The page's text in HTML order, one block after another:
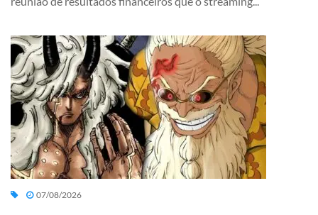
07/08/2026